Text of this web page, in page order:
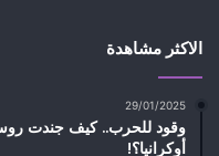
الاكثر مشاهدة
29/01/2025
وقود للحرب.. كيف جندت
أوكرانيا؟!